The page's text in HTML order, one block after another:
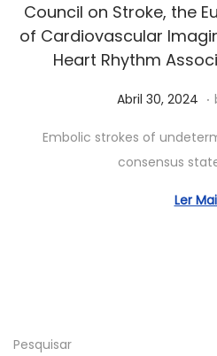
Council on Stroke, the
of Cardiovascular
Heart Rhythm
Posted on
Abril 30, 2024 M
i
o
1
.
Embolic strokes of
consensus
Ler
Pesquisar